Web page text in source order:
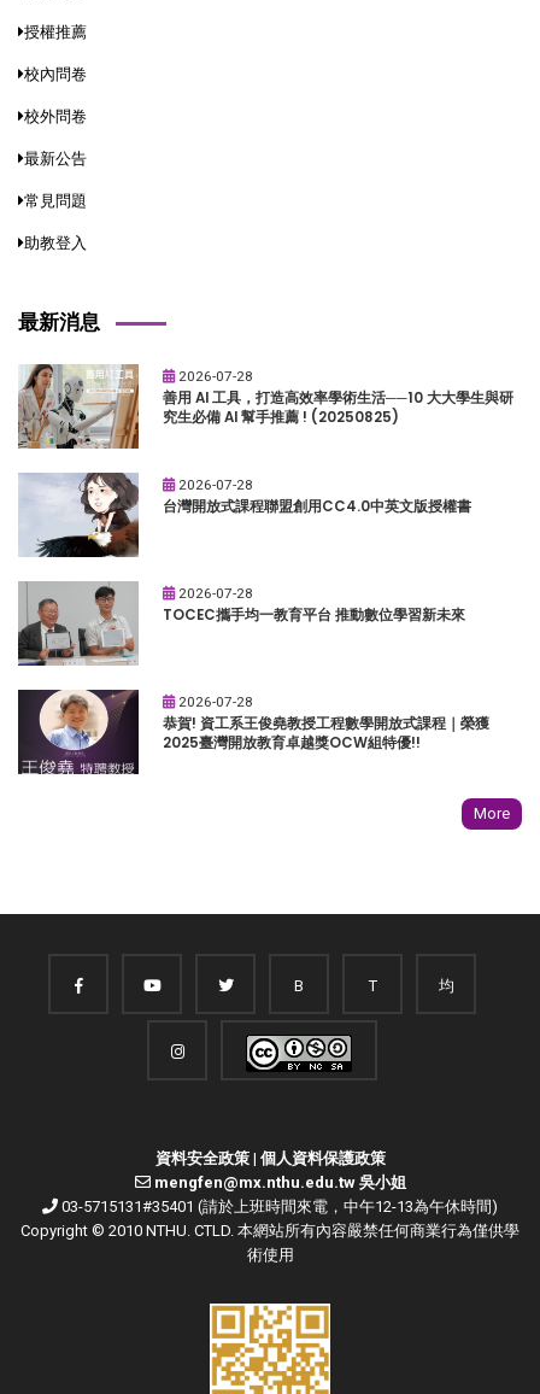
授權推薦
校內問卷
校外問卷
最新公告
常見問題
助教登入
最新消息
2026-07-28
善用 AI 工具，打造高效率學術生活──10 大大學生與研
究生必備 AI 幫手推薦 ! (20250825)
2026-07-28
台灣開放式課程聯盟創用CC4.0中英文版授權書
2026-07-28
TOCEC攜手均一教育平台 推動數位學習新未來
2026-07-28
恭賀! 資工系王俊堯教授工程數學開放式課程｜榮獲
2025臺灣開放教育卓越獎OCW組特優!!
More
B T 均
資料安全政策| 個人資料保護政策
mengfen@mx.nthu.edu.tw 吳小姐
03-5715131#35401 (請於上班時間來電，中午12-13為午休時間)
Copyright © 2010 NTHU. CTLD. 本網站所有內容嚴禁任何商業行為僅供學
術使用